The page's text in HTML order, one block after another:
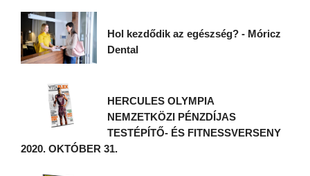
Hol kezdődik az egészség? - Móricz
Dental
HERCULES OLYMPIA
NEMZETKÖZI PÉNZDÍJAS
TESTÉPÍTŐ- ÉS FITNESSVERSENY
2020. OKTÓBER 31.